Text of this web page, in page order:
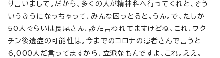
り言いまして。だから、多くの人が精神科へ行ってくれと、そう
いうふうになっちゃって、みんな困っとると。うん。で、たしか
50人ぐらいは長尾さん、診た言われてますけどね、これ、ワク
チン後遺症の可能性は。今までのコロナの患者さんで言うと
6,000人だ言ってますから、立派なもんですよ、これ。ええ。